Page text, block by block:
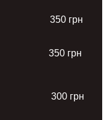
350 грн
350 грн
300 грн